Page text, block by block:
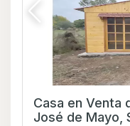
Casa en Venta de
José de Mayo,